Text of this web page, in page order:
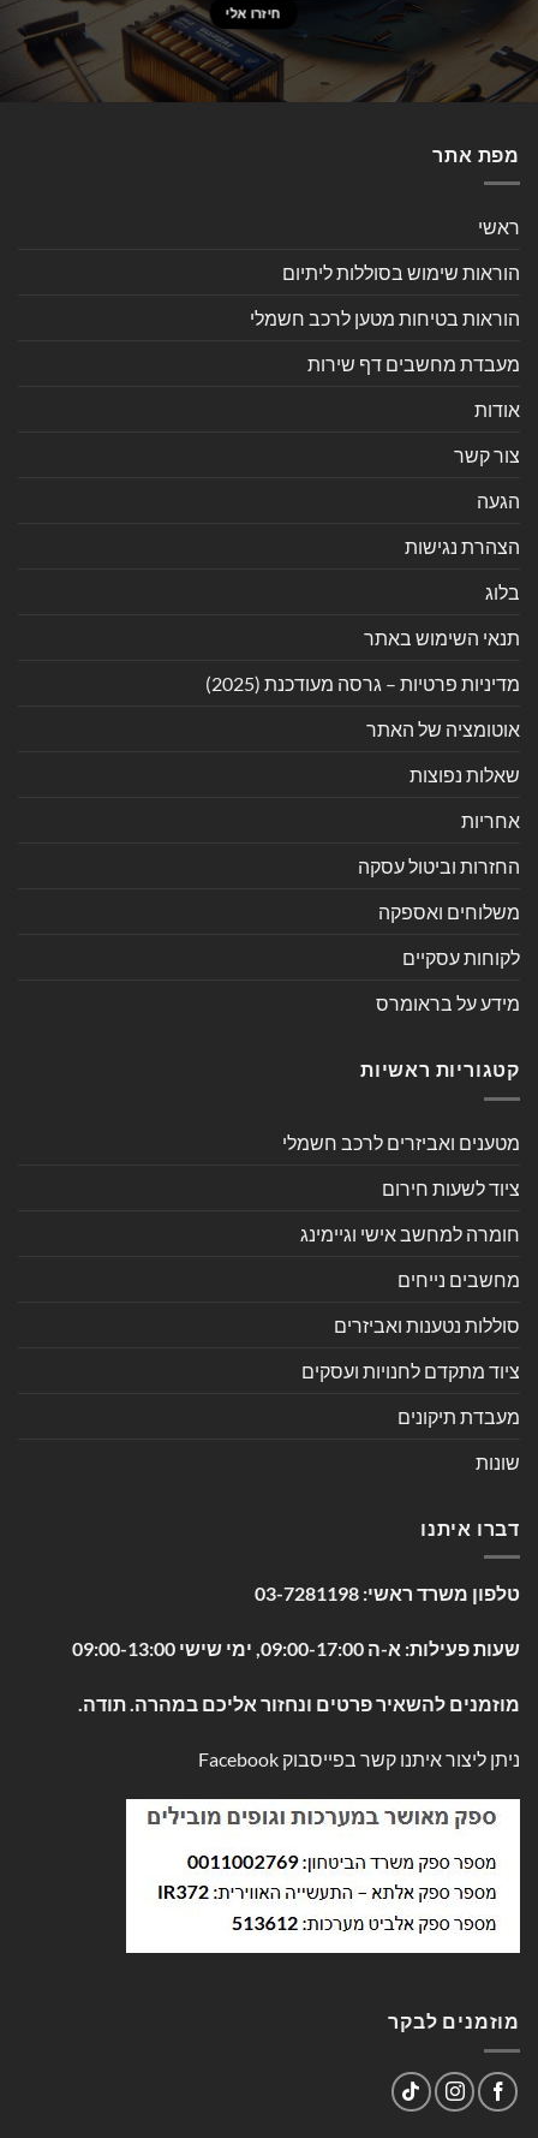
מפת אתר
ראשי
הוראות שימוש בסוללות ליתיום
הוראות בטיחות מטען לרכב חשמלי
מעבדת מחשבים דף שירות
אודות
צור קשר
הגעה
הצהרת נגישות
בלוג
תנאי השימוש באתר
מדיניות פרטיות – גרסה מעודכנת (2025)
אוטומציה של האתר
שאלות נפוצות
אחריות
החזרות וביטול עסקה
משלוחים ואספקה
לקוחות עסקיים
מידע על בראומרס
קטגוריות ראשיות
מטענים ואביזרים לרכב חשמלי
ציוד לשעות חירום
חומרה למחשב אישי וגיימינג
מחשבים נייחים
סוללות נטענות ואביזרים
ציוד מתקדם לחנויות ועסקים
מעבדת תיקונים
שונות
דברו איתנו
טלפון משרד ראשי: 03-7281198
שעות פעילות: א-ה 09:00-17:00, ימי שישי 09:00-13:00
מוזמנים להשאיר פרטים ונחזור אליכם במהרה. תודה.
ניתן ליצור איתנו קשר בפייסבוק Facebook
מוזמנים לבקר